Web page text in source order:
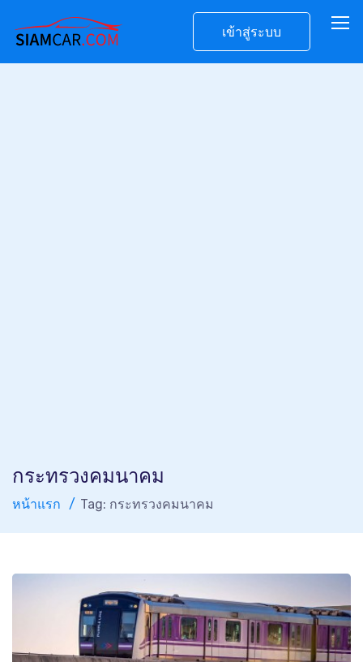
เข้าสู่ระบบ
กระทรวงคมนาคม
หน้าแรก Tag: กระทรวงคมนาคม